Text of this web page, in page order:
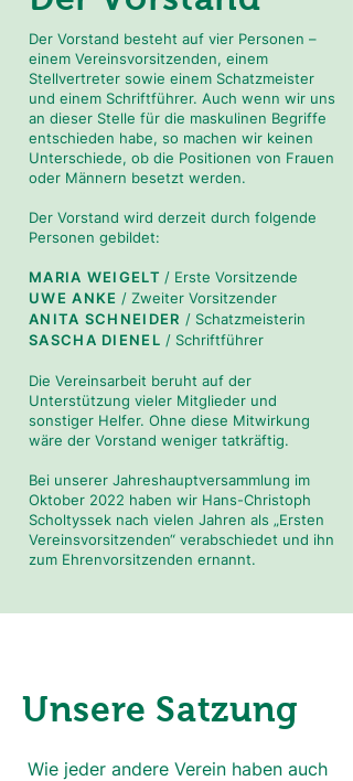
Der Vorstand besteht auf vier Personen –
einem Vereinsvorsitzenden, einem
Stellvertreter sowie einem Schatzmeister
und einem Schriftführer. Auch wenn wir uns
an dieser Stelle für die maskulinen Begriffe
entschieden habe, so machen wir keinen
Unterschiede, ob die Positionen von Frauen
oder Männern besetzt werden.
Der Vorstand wird derzeit durch folgende
Personen gebildet:
MARIA WEIGELT / Erste Vorsitzende
UWE ANKE / Zweiter Vorsitzender
ANITA SCHNEIDER / Schatzmeisterin
SASCHA DIENEL / Schriftführer
Die Vereinsarbeit beruht auf der
Unterstützung vieler Mitglieder und
sonstiger Helfer. Ohne diese Mitwirkung
wäre der Vorstand weniger tatkräftig.
Bei unserer Jahreshauptversammlung im
Oktober 2022 haben wir Hans-Christoph
Scholtyssek nach vielen Jahren als „Ersten
Vereinsvorsitzenden“ verabschiedet und ihn
zum Ehrenvorsitzenden ernannt.
Unsere Satzung
Wie jeder andere Verein haben auch